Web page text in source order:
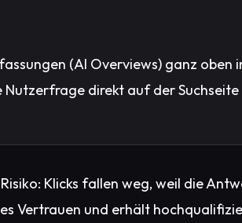
(AI Overviews) ganz oben
Nutzerfrage direkt auf der
Klicks fallen weg, weil die
Vertrauen und erhält